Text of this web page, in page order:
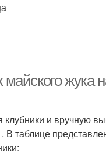
майского жука
и вручную
В таблице